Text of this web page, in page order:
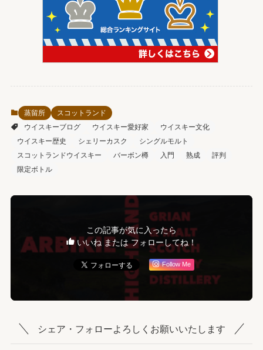
蒸留所
スコットランド
ウイスキーブログ
ウイスキー愛好家
ウイスキー文化
ウイスキー歴史
シェリーカスク
シングルモルト
スコットランドウイスキー
バーボン樽 入門 熟成
評判
限定ボトル
この記事が気に入ったら
いいね または フォローしてね！
Follow Me
シェア・フォローよろしくお願いいたします